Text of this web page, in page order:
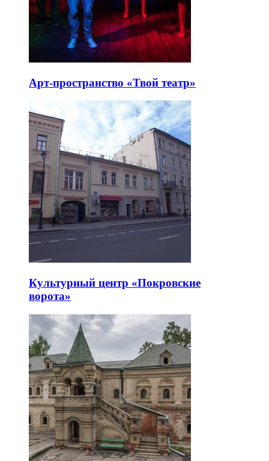
Арт-пространство «Твой театр»
Культурный центр «Покровские
ворота»